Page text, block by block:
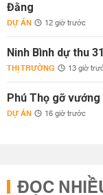
Đằng
DỰ ÁN 12 giờ trước
Ninh Bình dự thu
THỊ TRƯỜNG 13 giờ
Phú Thọ gỡ
DỰ ÁN 16 giờ trước
ĐỌC